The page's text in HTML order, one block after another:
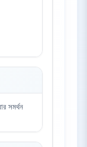
সমর্থন